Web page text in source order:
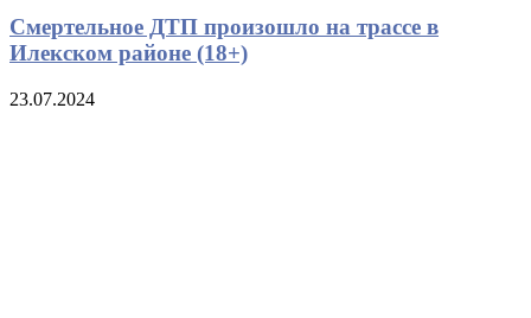
Смертельное ДТП произошло на трассе в
Илекском районе (18+)
23.07.2024